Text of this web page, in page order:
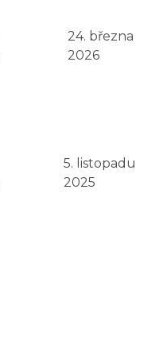
24. března
2026
5. listopadu
2025